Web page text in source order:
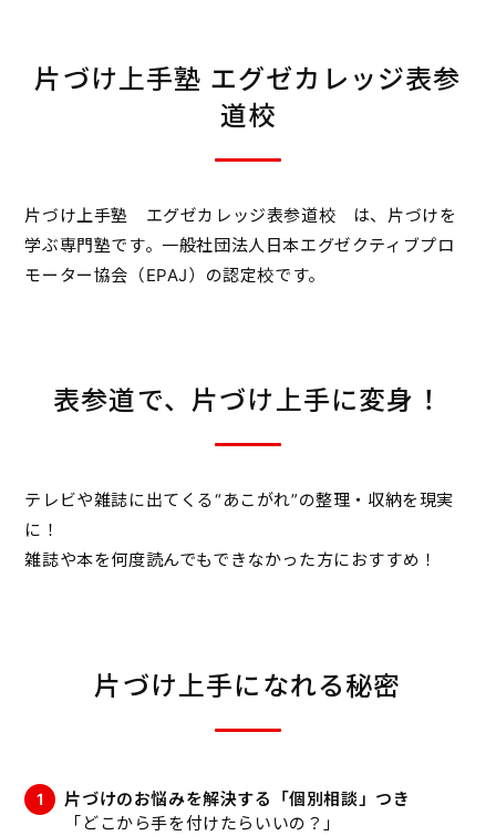
片づけ上手塾 エグゼカレッジ表参
道校
片づけ上手塾 エグゼカレッジ表参道校 は、片づけを
学ぶ専門塾です。一般社団法人日本エグゼクティブプロ
モーター協会（EPAJ）の認定校です。
表参道で、片づけ上手に変身！
テレビや雑誌に出てくる“あこがれ”の整理・収納を現実
に！
雑誌や本を何度読んでもできなかった方におすすめ！
片づけ上手になれる秘密
片づけのお悩みを解決する「個別相談」つき
「どこから手を付けたらいいの？」